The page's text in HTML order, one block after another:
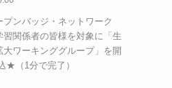
ンバッジ・ネットワーク
習関係者の皆様を対象に「生
ワーキンググループ」を開
★（1分で完了）